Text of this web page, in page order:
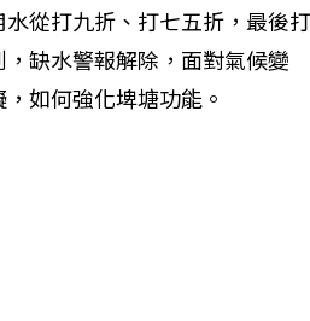
從打九折、打七五折，最後打
缺水警報解除，面對氣候變
如何強化埤塘功能。